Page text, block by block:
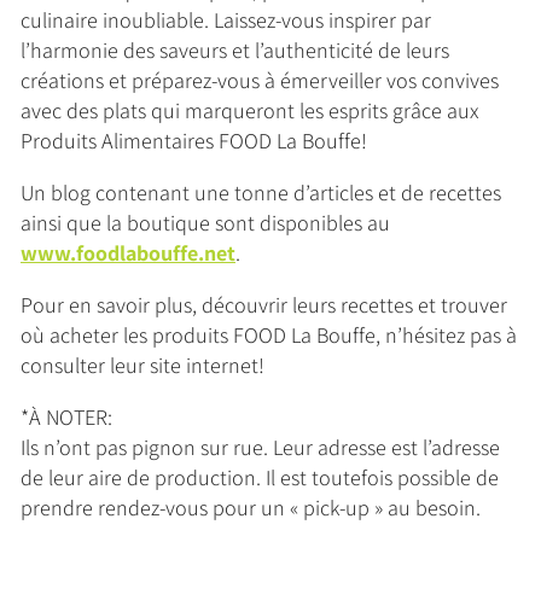
culinaire inoubliable. Laissez-vous inspirer par
l’harmonie des saveurs et l’authenticité de leurs
créations et préparez-vous à émerveiller vos convives
avec des plats qui marqueront les esprits grâce aux
Produits Alimentaires FOOD La Bouffe!
Un blog contenant une tonne d’articles et de recettes
ainsi que la boutique sont disponibles au
www.foodlabouffe.net.
Pour en savoir plus, découvrir leurs recettes et trouver
où acheter les produits FOOD La Bouffe, n’hésitez pas à
consulter leur site internet!
*À NOTER:
Ils n’ont pas pignon sur rue. Leur adresse est l’adresse
de leur aire de production. Il est toutefois possible de
prendre rendez-vous pour un « pick-up » au besoin.